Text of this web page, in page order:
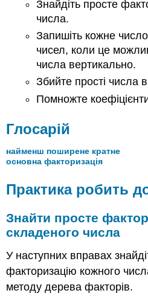
Знайдіть просте
числа.
Запишіть кожне
чисел, коли це
числа вертикально.
Збийте прості числа
Помножте
Глосарій
найменш поширене кратне
основна факторизація
Практика робить
Знайти просте
складеного числа
У наступних вправах
факторизацію кожного
методу дерева факторів.